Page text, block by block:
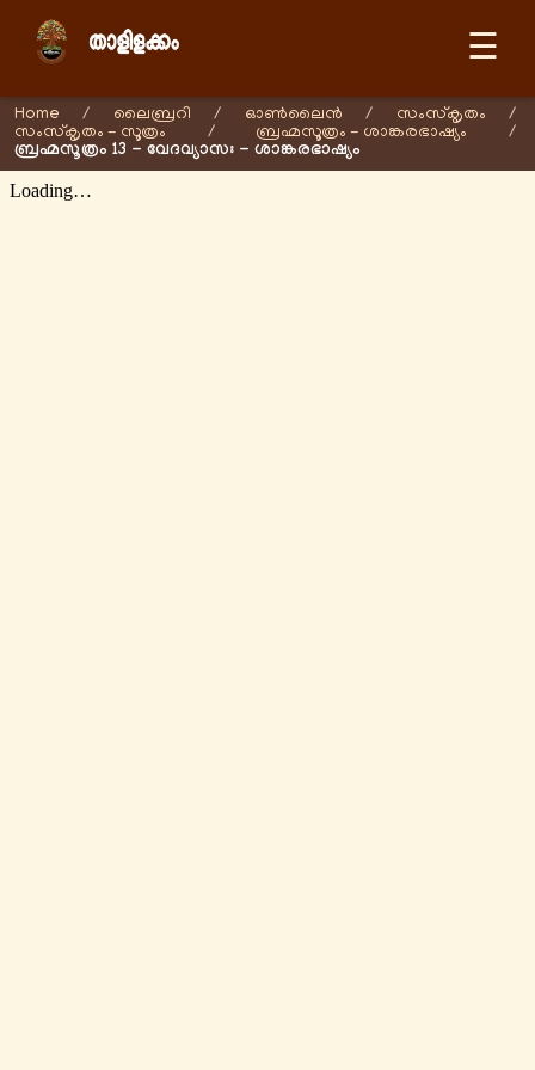
☰
Home / ലൈബ്രറി / ഓണ്‍ലൈന്‍ / സംസ്കൃതം
/
സംസ്കൃതം - സൂത്രം
/ ബ്രഹ്മസൂത്രം - ശാങ്കരഭാഷ്യം /
ബ്രഹ്മസൂത്രം 13 - വേദവ്യാസഃ - ശാങ്കരഭാഷ്യം